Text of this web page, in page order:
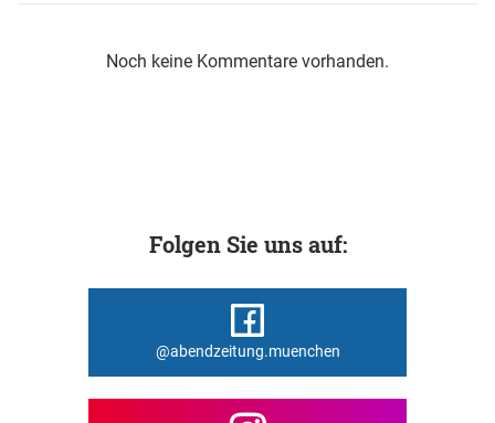
Noch keine Kommentare vorhanden.
Folgen Sie uns auf:
@abendzeitung.muenchen